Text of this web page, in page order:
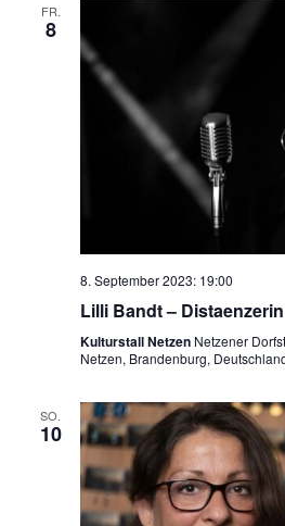
FR.
8
8. September 2023: 19:00
Lilli Bandt – Distaenzerin
Kulturstall Netzen Netzener
Netzen, Brandenburg,
SO.
10